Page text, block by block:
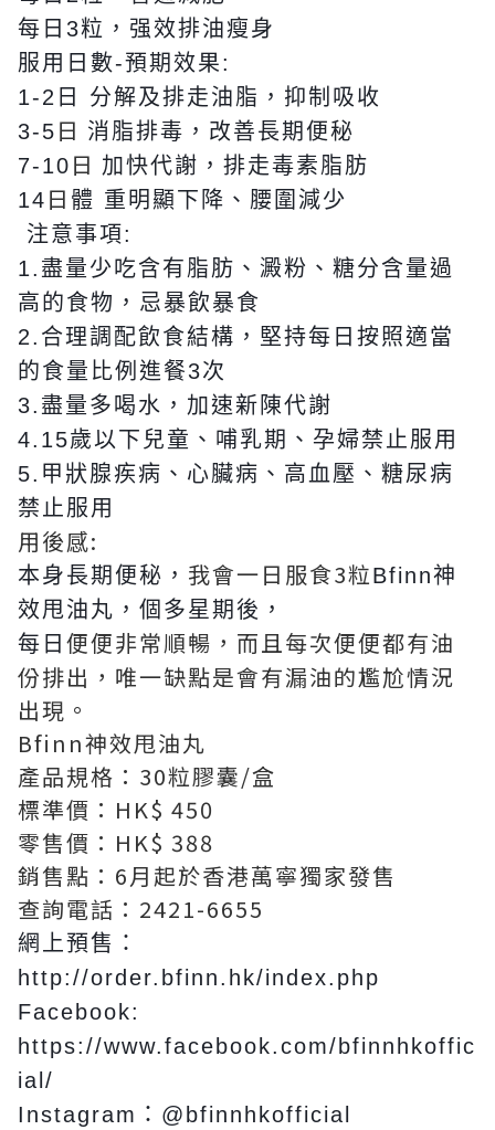
每日3粒，强效排油瘦身
服用日數-預期效果:
1-2日 分解及排走油脂，抑制吸收
3-5 日 消脂排毒，改善長期便秘
7-10 日 加快代謝，排走毒素脂肪
14 日 體 重明顯下降、腰圍減少
注意事項:
1.盡量少吃含有脂肪、澱粉、糖分含量過
高的食物，忌暴飲暴食
2.合理調配飲食結構，堅持每日按照適當
的食量比例進餐3次
3.盡量多喝水，加速新陳代謝
4.15歲以下兒童、哺乳期、孕婦禁止服用
5.甲狀腺疾病、心臟病、高血壓、糖尿病
禁止服用
用後感:
本身長期便秘， 我會一日服食3粒Bfinn神
效甩油丸，個多星期後，
每日 便便非常順暢，而且每次便便都有油
份排出，唯一缺點是會有漏油的尷尬情況
出現。
Bfinn神效甩油丸
產品規格：30粒膠囊/盒
標準價：HK$ 450
零售價：HK$ 388
銷售點：6月起於香港萬寧獨家發售
查詢電話：2421-6655
網上預售：
http://order.bfinn.hk/index.php
Facebook:
https://www.facebook.com/bfinnhkoffic
ial/
Instagram：@bfinnhkofficial